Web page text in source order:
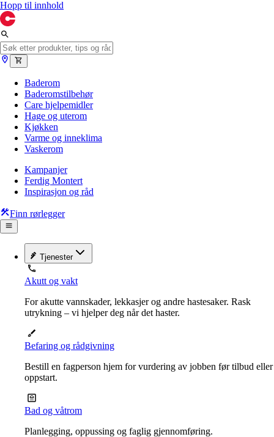
Hopp til innhold
Baderom
Baderomstilbehør
Care hjelpemidler
Hage og uterom
Kjøkken
Varme og inneklima
Vaskerom
Kampanjer
Ferdig Montert
Inspirasjon og råd
Finn rørlegger
Tjenester
Akutt og vakt
For akutte vannskader, lekkasjer og andre hastesaker. Rask
utrykning – vi hjelper deg når det haster.
Befaring og rådgivning
Bestill en fagperson hjem for vurdering av jobben før tilbud eller
oppstart.
Bad og våtrom
Planlegging, oppussing og faglig gjennomføring.